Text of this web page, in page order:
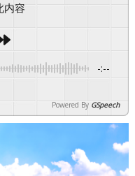
内容
-:--
Powered By GSpeech